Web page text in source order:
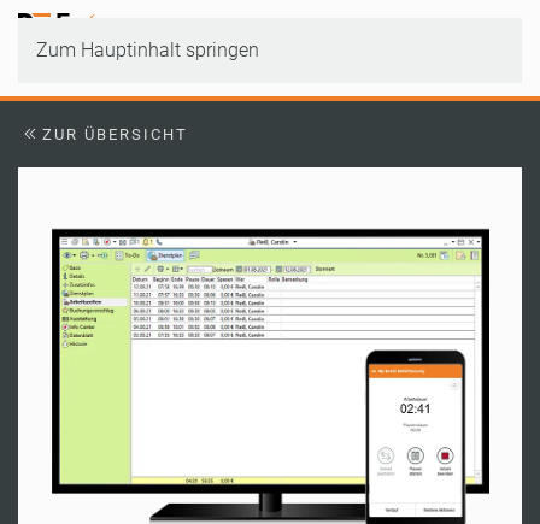
Zum Hauptinhalt springen
ZUR ÜBERSICHT